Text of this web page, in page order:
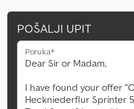
POŠALJI UPIT
Poruka*